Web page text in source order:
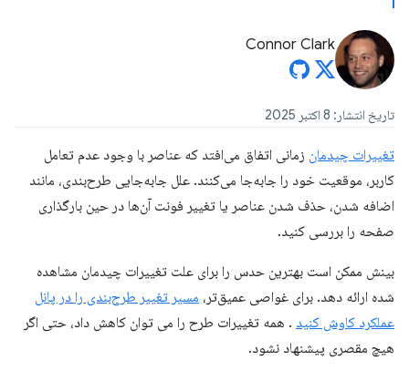
Connor Clark
تاریخ انتشار: 8 اکتبر 2025
تغییرات چیدمان زمانی اتفاق می‌افتد که عناصر با وجود عدم تعامل
کاربر، موقعیت خود را جابه‌جا می‌کنند. علل جابه‌جایی طرح‌بندی، مانند
اضافه شدن، حذف شدن عناصر یا تغییر فونت آن‌ها در حین بارگذاری
صفحه را بررسی کنید.
بینش ممکن است بهترین حدس را برای علت تغییرات چیدمان مشاهده
شده ارائه دهد. برای غواصی عمیق‌تر، مسیر تغییر طرح‌بندی را در پانل
عملکرد کاوش کنید . همه تغییرات طرح را می توان کاهش داد، حتی اگر
هیچ مقصری پیشنهاد نشود.